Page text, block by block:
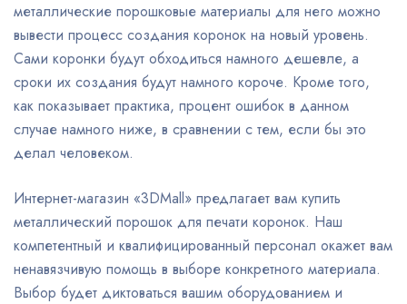
металлические порошковые материалы для него можно
вывести процесс создания коронок на новый уровень.
Сами коронки будут обходиться намного дешевле, а
сроки их создания будут намного короче. Кроме того,
как показывает практика, процент ошибок в данном
случае намного ниже, в сравнении с тем, если бы это
делал человеком.
Интернет-магазин «3DMall» предлагает вам купить
металлический порошок для печати коронок. Наш
компетентный и квалифицированный персонал окажет вам
ненавязчивую помощь в выборе конкретного материала.
Выбор будет диктоваться вашим оборудованием и